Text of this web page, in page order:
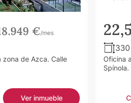
€/mes
zona de Azca. Calle
Ver inmueble
Oficina
Spínola.